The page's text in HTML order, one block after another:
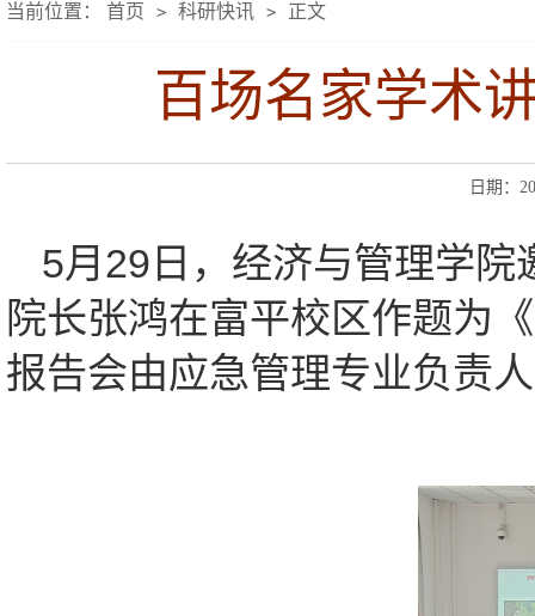
当前位置： 首页 > 科研快讯 > 正文
百场名家学术
日期：
5月29日，经济与管理学
院长张鸿在富平校区作题为
报告会由应急管理专业负责